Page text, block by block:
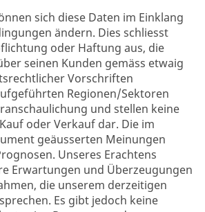
sich diese Daten im Einklang
ändern. Dies schliesst
oder Haftung aus, die
seinen Kunden gemäss etwaig
Vorschriften
Regionen/Sektoren
und stellen keine
oder Verkauf dar. Die im
geäusserten Meinungen
Unseres Erachtens
Erwartungen und Überzeugungen
die unserem derzeitigen
Es gibt jedoch keine